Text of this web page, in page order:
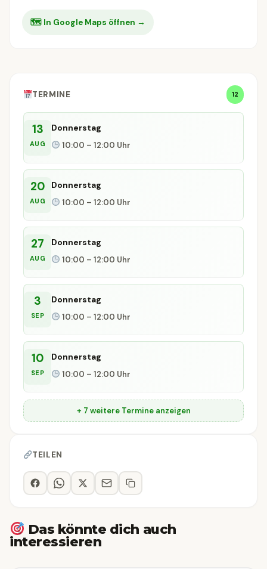
🗺 In Google Maps öffnen →
TERMINE 12
13
AUG
Donnerstag
10:00 – 12:00 Uhr
20
AUG
Donnerstag
10:00 – 12:00 Uhr
27
AUG
Donnerstag
10:00 – 12:00 Uhr
3
SEP
Donnerstag
10:00 – 12:00 Uhr
10
SEP
Donnerstag
10:00 – 12:00 Uhr
+ 7 weitere Termine anzeigen
TEILEN
Das könnte dich auch
interessieren